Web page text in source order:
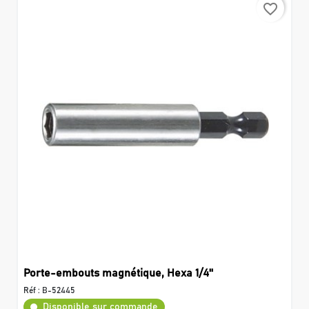
favorite_border
Porte-embouts magnétique, Hexa 1/4''
Réf : B-52445
Disponible sur commande